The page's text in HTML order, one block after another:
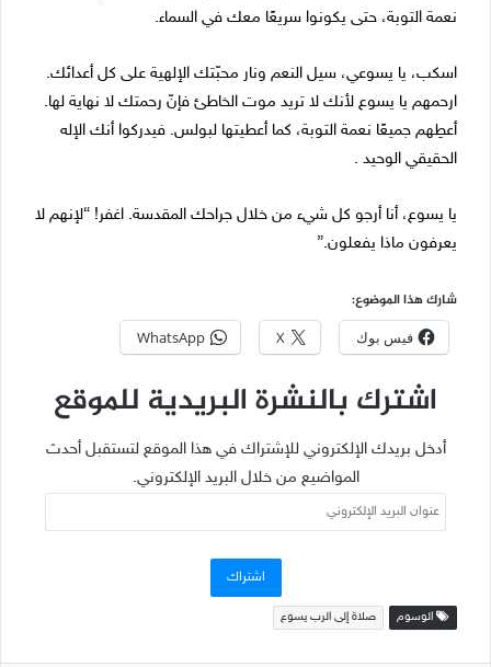
نعمة التوبة، حتى يكونوا سريعًا معك في السماء.
اسكب، يا يسوعي، سيل النعم ونار محبّتك الإلهية على كل أعدائك.
ارحمهم يا يسوع لأنك لا تريد موت الخاطئ فإنّ رحمتك لا نهاية لها.
أعطِهم جميعًا نعمة التوبة، كما أعطيتها لبولس. فيدركوا أنك الإله
الحقيقي الوحيد .
يا يسوع، أنا أرجو كل شيء من خلال جراحك المقدسة. اغفر! “لإنهم لا
يعرفون ماذا يفعلون.”
شارك هذا الموضوع:
فيس بوك X
WhatsApp
اشترك بالنشرة البريدية للموقع
أدخل بريدك الإلكتروني للإشتراك في هذا الموقع لتستقبل أحدث
المواضيع من خلال البريد الإلكتروني.
عنوان
البريد
اشتراك
الوسوم صلاة إلى الرب يسوع